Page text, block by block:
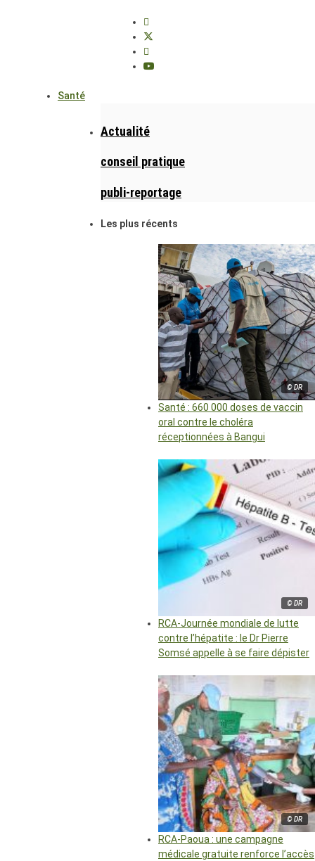
Santé
Actualité
conseil pratique
publi-reportage
Les plus récents
© DR
Santé : 660 000 doses de vaccin
oral contre le choléra
réceptionnées à Bangui
© DR
RCA-Journée mondiale de lutte
contre l’hépatite : le Dr Pierre
Somsé appelle à se faire dépister
© DR
RCA-Paoua : une campagne
médicale gratuite renforce l’accès